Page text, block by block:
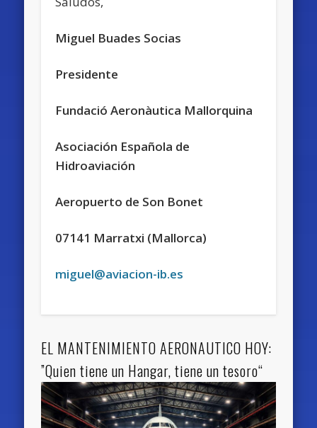
Miguel Buades Socias
Presidente
Fundació Aeronàutica Mallorquina
Asociación Española de
Hidroaviación
Aeropuerto de Son Bonet
07141 Marratxi (Mallorca)
miguel@aviacion-ib.es
EL MANTENIMIENTO AERONAUTICO HOY:
”Quien tiene un Hangar, tiene un tesoro“